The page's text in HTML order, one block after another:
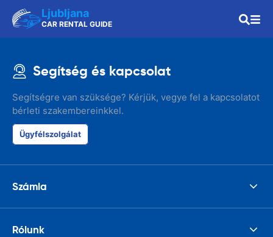
Ljubljana
CAR RENTAL GUIDE
Segítség és kapcsolat
Segítségre van szüksége? Kérjük, vegye fel a kapcsolatot
bérleti szakembereinkkel.
Ügyfélszolgálat
Számla
Rólunk